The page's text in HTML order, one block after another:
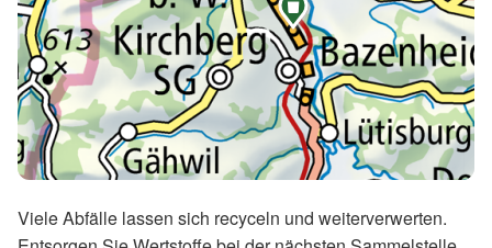

Viele Abfälle lassen sich recyceln und weiterverwerten.